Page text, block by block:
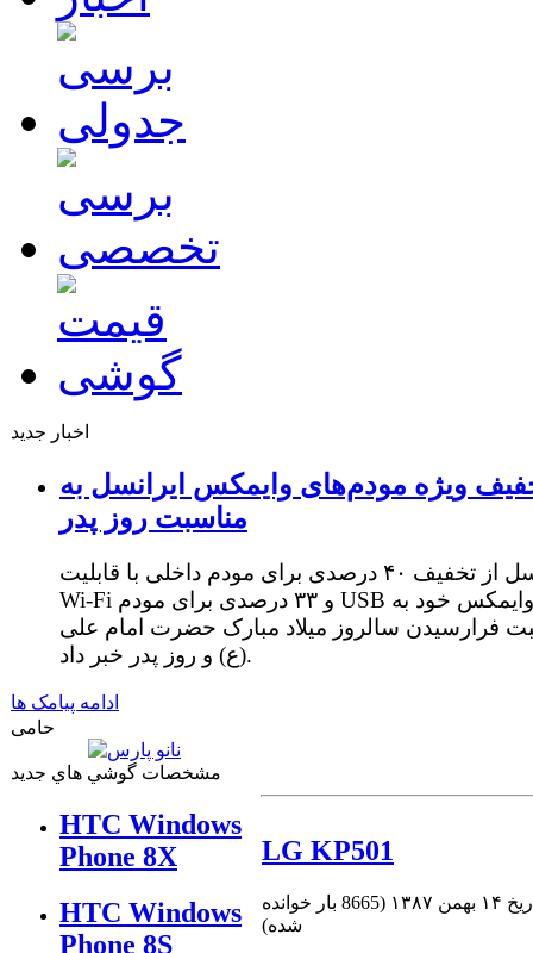
اخبار جدید
ویژه مودم‌های وایمکس ایرانسل به
مناسبت روز پدر
ایرانسل از تخفیف ۴۰ درصدی برای مودم داخلی با قابلیت
Wi-Fi و ۳۳ درصدی برای مودم USB وایمکس خود به
فرارسیدن سالروز میلاد مبارک حضرت امام علی
(ع) و روز پدر خبر داد.
ادامه پیامک ها
حامی
مشخصات گوشي هاي جديد
HTC Windows
Phone 8X
HTC Windows
Phone 8S
LG KP501
۱۳۸۷ (
8665 بار خوانده
شده)